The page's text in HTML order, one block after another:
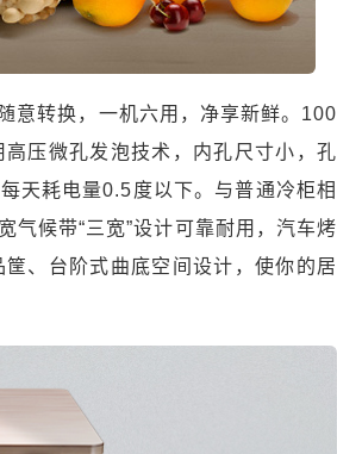
意转换，一机六用，净享新鲜。100
压微孔发泡技术，内孔尺寸小，孔
天耗电量0.5度以下。与普通冷柜相
气候带“三宽”设计可靠耐用，汽车烤
、台阶式曲底空间设计，使你的居